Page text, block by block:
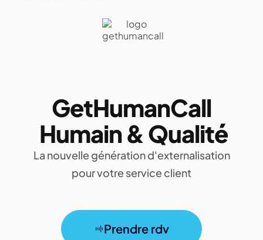
GetHumanCall
Humain & Qualité
La nouvelle génération d'externalisation
pour votre service client
Prendre rdv